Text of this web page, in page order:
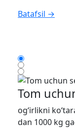
Batafsil →
Tom
og‘irlikni
dan 1000 kg